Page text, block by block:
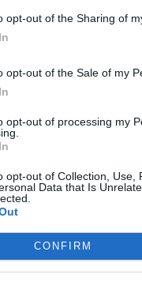
opt-out of the Sharing of
opt-out of the Sale of my
opt-out of processing my
opt-out of Collection, Use,
Data that Is
CONFIRM
ANASTASIS DOE & DIONISIS DOE
ακούσαμε μέσα
για μια συναυλία
Deum),
αυτή τη στιγμή. Με
της Λίστας, τους
στο 2015...